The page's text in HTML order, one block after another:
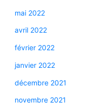
mai 2022
avril 2022
février 2022
janvier 2022
décembre 2021
novembre 2021